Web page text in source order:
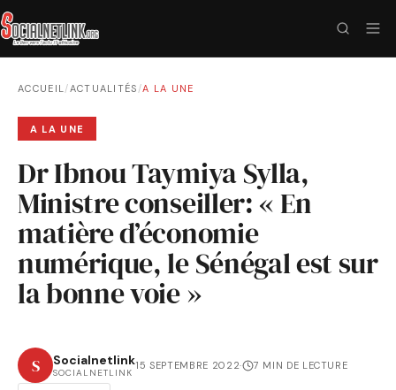
ACCUEIL/ACTUALITÉS /A LA UNE
A LA UNE
Dr Ibnou Taymiya Sylla,
Ministre conseiller: « En
matière d’économie
numérique, le Sénégal est sur
la bonne voie »
S Socialnetlink
SOCIALNETLINK
15 SEPTEMBRE 2022· 7 MIN DE LECTURE